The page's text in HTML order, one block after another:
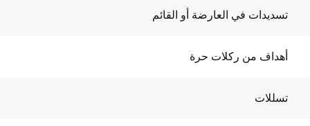
تسديدات في العارضة أو القائم
أهداف من ركلات حرة
تسللات